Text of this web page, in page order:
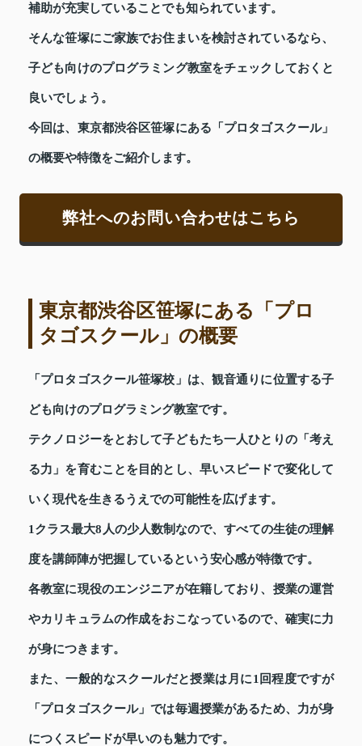
補助が充実していることでも知られています。
そんな笹塚にご家族でお住まいを検討されているなら、
子ども向けのプログラミング教室をチェックしておくと
良いでしょう。
今回は、東京都渋谷区笹塚にある「プロタゴスクール」
の概要や特徴をご紹介します。
弊社へのお問い合わせはこちら
東京都渋谷区笹塚にある「プロ
タゴスクール」の概要
「プロタゴスクール笹塚校」は、観音通りに位置する子
ども向けのプログラミング教室です。
テクノロジーをとおして子どもたち一人ひとりの「考え
る力」を育むことを目的とし、早いスピードで変化して
いく現代を生きるうえでの可能性を広げます。
1クラス最大8人の少人数制なので、すべての生徒の理解
度を講師陣が把握しているという安心感が特徴です。
各教室に現役のエンジニアが在籍しており、授業の運営
やカリキュラムの作成をおこなっているので、確実に力
が身につきます。
また、一般的なスクールだと授業は月に1回程度ですが
「プロタゴスクール」では毎週授業があるため、力が身
につくスピードが早いのも魅力です。